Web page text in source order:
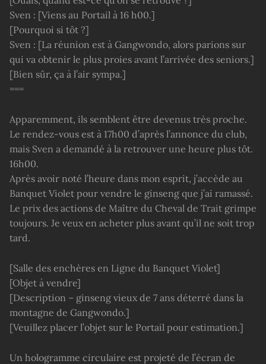
Sven : [Viens au Portail à 16 h00.]
[Pourquoi si tôt ?]
Sven : [La réunion est à Gangwondo, alors parions sur
qui va obtenir le plus proies avant l’arrivée des seniors.]
[Bien sûr, ça à l’air sympa.]
===
Apparemment, ils semblent être devenus très proche.
Le rendez-vous est à 17h00 d’après l’annonce du club,
mais Sven a demandé à la retrouver une heure plus tôt.
16h00.
Après avoir noté l’heure dans mon esprit, j’accède au
Banquet Violet pour vendre le ginseng que j’ai ramassé.
Le prix des actions de Maître du Cheval de Trait grimpe
toujours. Je veux en acheter plus avant qu’il ne soit trop
tard.
[Salle des enchères en Ligne du Banquet Violet]
[Objet à vendre]
[Description – ginseng vieux de 7 ans déterré dans la
montagne de Gangwondo.]
[Veuillez placer l’objet sur le Portail pour estimation.]
Un hologramme circulaire est projeté de l’écran de